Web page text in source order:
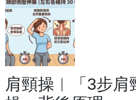
肩頸操︱「3步肩